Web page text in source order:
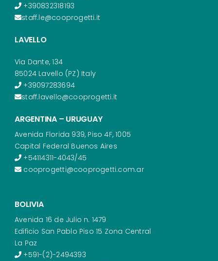
+390832318193
staff.le@cooprogetti.it
LAVELLO
Via Dante, 134
85024 Lavello (PZ) Italy
+39097283694
staff.lavello@cooprogetti.it
ARGENTINA – URUGUAY
Avenida Florida 939, Piso 4F, 1005
Capital Federal Buenos Aires
+54114311-4043/45
cooprogetti@cooprogetti.com.ar
BOLIVIA
Avenida 16 de Julio n. 1479
Edificio San Pablo Piso 15 Zona Central
La Paz
+591-(2)-2494393